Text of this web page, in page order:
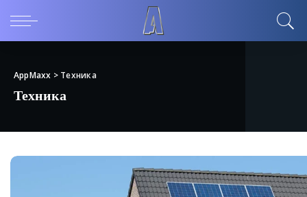
AppMaxx > Техника
Техника